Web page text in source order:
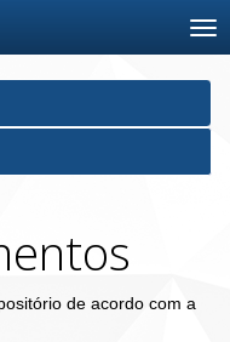
de acordo com a